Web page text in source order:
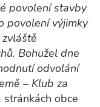
povolení stavby
povolení výjimky
Bohužel dne
odvolání
– Klub za
stránkách obce